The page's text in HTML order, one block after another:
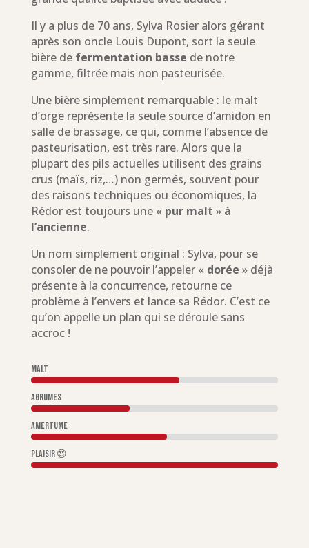
Il y a plus de 70 ans, Sylva Rosier alors gérant
après son oncle Louis Dupont, sort la seule
bière de fermentation basse de notre
gamme, filtrée mais non pasteurisée.
Une bière simplement remarquable : le malt
d’orge représente la seule source d’amidon en
salle de brassage, ce qui, comme l’absence de
pasteurisation, est très rare. Alors que la
plupart des pils actuelles utilisent des grains
crus (maïs, riz,…) non germés, souvent pour
des raisons techniques ou économiques, la
Rédor est toujours une « pur malt » à
l’ancienne.
Un nom simplement original : Sylva, pour se
consoler de ne pouvoir l’appeler « dorée » déjà
présente à la concurrence, retourne ce
problème à l’envers et lance sa Rédor. C’est ce
qu’on appelle un plan qui se déroule sans
accroc !
malt
Agrumes
Amertume
Plaisir 😍